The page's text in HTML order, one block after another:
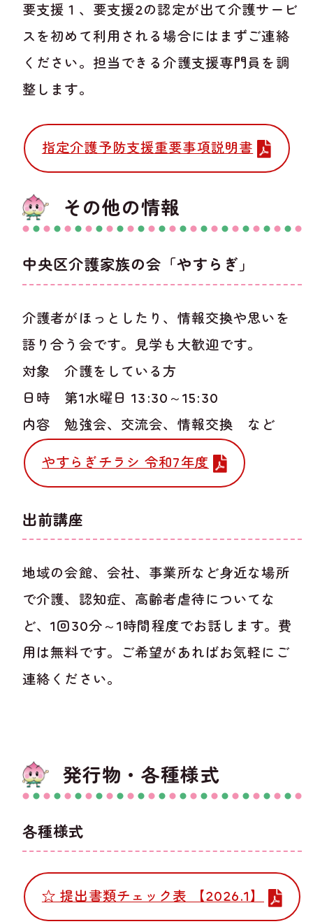
要支援１、要支援2の認定が出て介護サービ
スを初めて利用される場合にはまずご連絡
ください。担当できる介護支援専門員を調
整します。
指定介護予防支援重要事項説明書
その他の情報
中央区介護家族の会「やすらぎ」
介護者がほっとしたり、情報交換や思いを
語り合う会です。見学も大歓迎です。
対象 介護をしている方
日時 第1水曜日 13:30～15:30
内容 勉強会、交流会、情報交換 など
やすらぎチラシ 令和7年度
出前講座
地域の会館、会社、事業所など身近な場所
で介護、認知症、高齢者虐待についてな
ど、1回30分～1時間程度でお話します。費
用は無料です。ご希望があればお気軽にご
連絡ください。
発行物・各種様式
各種様式
☆ 提出書類チェック表 【2026.1】